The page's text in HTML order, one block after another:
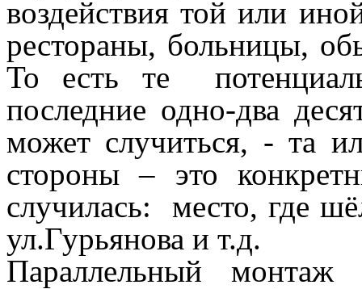
воздействия той или
рестораны, больницы,
То есть те
последние одно-два
может случиться, - та
стороны – это
случилась: место, где
ул.Гурьянова и т.д.
Параллельный монтаж